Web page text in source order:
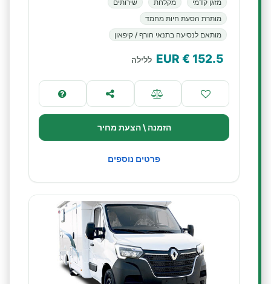
מזגן קדמי מקלחת
שירותים
מותרת הסעת חיות מחמד
מותאם לנסיעה בתנאי חורף / קיפאון
152.5
€ EUR ללילה
הזמנה \ הצעת מחיר
פרטים נוספים